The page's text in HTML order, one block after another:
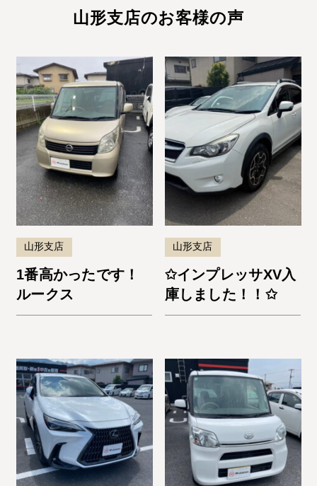
山形支店のお客様の声
山形支店
1番高かったです！
ルークス
山形支店
✩インプレッサXV入
庫しました！！✩